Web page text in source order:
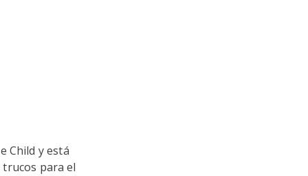
Child y está
para el